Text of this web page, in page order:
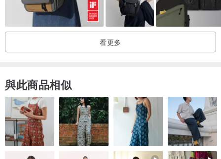
看更多
與此商品相似